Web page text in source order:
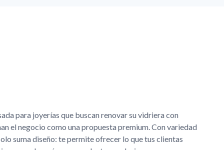
para joyerías que buscan renovar su vidriera con
el negocio como una propuesta premium. Con variedad
suma diseño: te permite ofrecer lo que tus clientas